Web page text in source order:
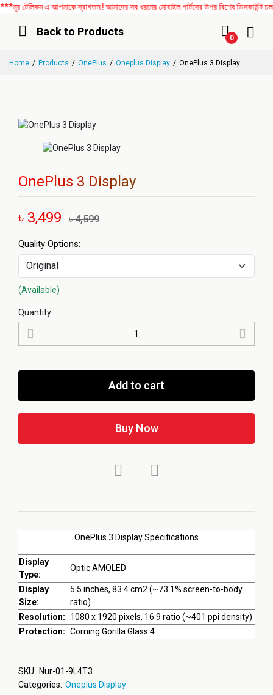
টেলিকম এ আপনাকে স্বাগতম ! আমাদের সব ধরনের মোবাইল পার্টসের উপর বিশেষ ডিসকাউন্ট
Back to Products
0
Home Products OnePlus Oneplus Display OnePlus 3 Display
OnePlus 3 Display
৳ 3,499 ৳ 4,599
OnePlus 3 Display Specifications
Display
Type:
Optic AMOLED
Display
Size:
5.5 inches, 83.4 cm2 (~73.1% screen-to-body
ratio)
Resolution:
1080 x 1920 pixels, 16:9 ratio (~401 ppi density)
Protection: Corning Gorilla Glass 4
Quality Options:
(Available)
Quantity
Add to cart
Buy Now
SKU: Nur-01-9L4T3
Categories: Oneplus Display